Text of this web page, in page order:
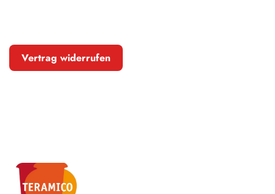
Vertrag widerrufen